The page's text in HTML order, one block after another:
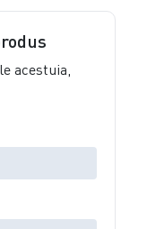
acestuia,